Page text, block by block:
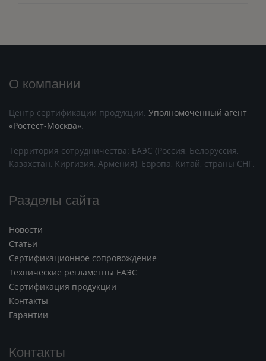
О компании
Центр сертификации продукции. Уполномоченный агент
«Ростест-Москва».
Территория сотрудничества: ЕАЭС (Россия, Белоруссия,
Казахстан, Киргизия, Армения), Европа, Китай, страны СНГ.
Разделы сайта
Новости
Статьи
Сертификационное сопровождение
Технические регламенты ЕАЭС
Сертификация продукции
Контакты
Гарантии
Контакты